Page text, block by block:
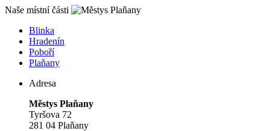
Naše místní části
Blinka
Hradenín
Poboří
Plaňany
Adresa
Městys Plaňany
Tyršova 72
281 04 Plaňany